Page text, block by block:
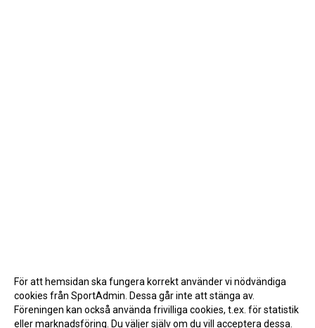
För att hemsidan ska fungera korrekt använder vi nödvändiga
cookies från SportAdmin. Dessa går inte att stänga av.
Föreningen kan också använda frivilliga cookies, t.ex. för statistik
eller marknadsföring. Du väljer själv om du vill acceptera dessa.